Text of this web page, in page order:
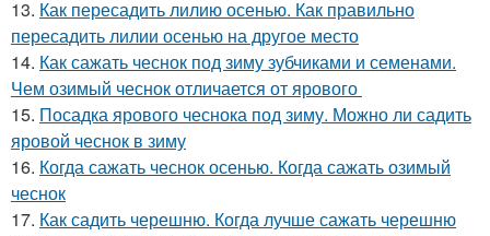
13. Как пересадить лилию осенью. Как правильно
пересадить лилии осенью на другое место
14. Как сажать чеснок под зиму зубчиками и семенами.
Чем озимый чеснок отличается от ярового
15. Посадка ярового чеснока под зиму. Можно ли садить
яровой чеснок в зиму
16. Когда сажать чеснок осенью. Когда сажать озимый
чеснок
17. Как садить черешню. Когда лучше сажать черешню